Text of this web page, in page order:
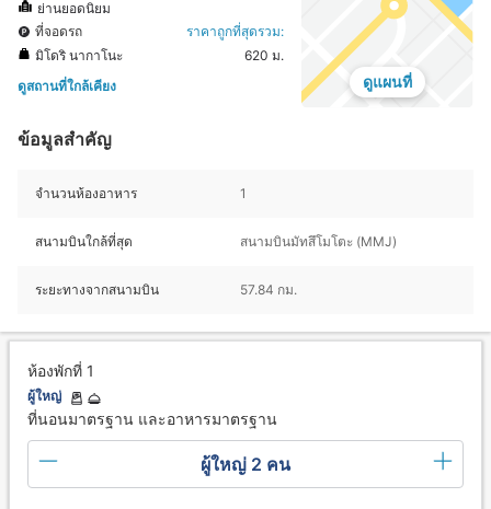
ย่านยอดนิยม
ที่จอดรถ
ราคาถูกที่สุดรวม:
มิโดริ นากาโนะ
620 ม.
ดูสถานที่ใกล้เคียง
ดูแผนที่
ข้อมูลสำคัญ
จำนวนห้องอาหาร 1
สนามบินใกล้ที่สุด สนามบินมัทสึโมโตะ (MMJ)
ระยะทางจากสนามบิน 57.84 กม.
ห้องพักที่ 1
ผู้ใหญ่
ที่นอนมาตรฐาน และอาหารมาตรฐาน
ผู้ใหญ่ 2 คน